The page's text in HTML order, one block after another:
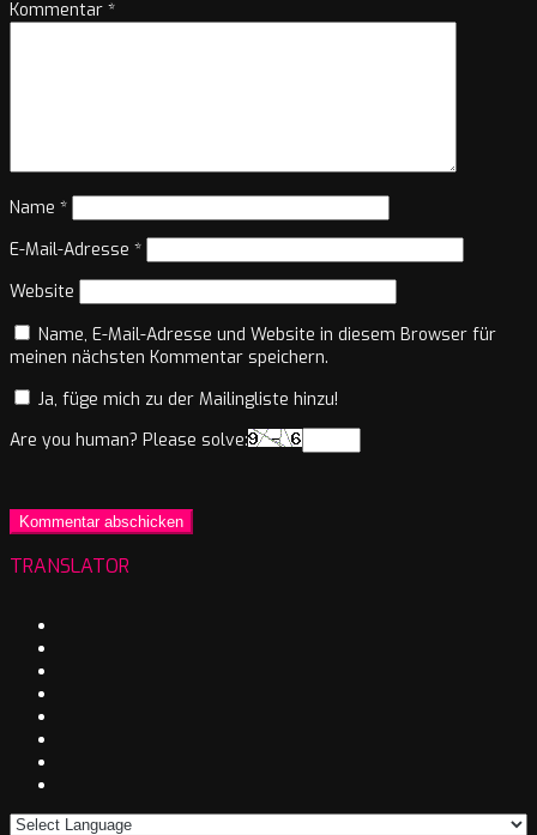
Kommentar *
Name *
E-Mail-Adresse *
Website
Name, E-Mail-Adresse und Website in diesem Browser für
meinen nächsten Kommentar speichern.
Ja, füge mich zu der Mailingliste hinzu!
Are you human? Please solve:
TRANSLATOR